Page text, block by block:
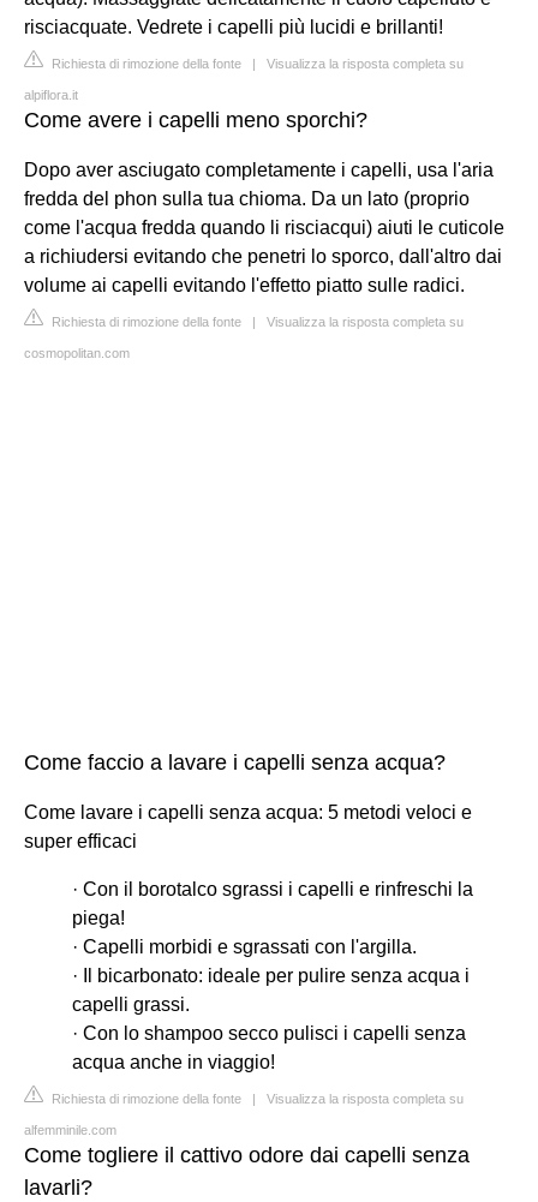
risciacquate. Vedrete i capelli più lucidi e brillanti!
Richiesta di rimozione della fonte | Visualizza la risposta completa su
alpiflora.it
Come avere i capelli meno sporchi?
Dopo aver asciugato completamente i capelli, usa l'aria
fredda del phon sulla tua chioma. Da un lato (proprio
come l'acqua fredda quando li risciacqui) aiuti le cuticole
a richiudersi evitando che penetri lo sporco, dall'altro dai
volume ai capelli evitando l'effetto piatto sulle radici.
Richiesta di rimozione della fonte | Visualizza la risposta completa su
cosmopolitan.com
Come faccio a lavare i capelli senza acqua?
Come lavare i capelli senza acqua: 5 metodi veloci e
super efficaci
· Con il borotalco sgrassi i capelli e rinfreschi la
piega!
· Capelli morbidi e sgrassati con l'argilla.
· Il bicarbonato: ideale per pulire senza acqua i
capelli grassi.
· Con lo shampoo secco pulisci i capelli senza
acqua anche in viaggio!
Richiesta di rimozione della fonte | Visualizza la risposta completa su
alfemminile.com
Come togliere il cattivo odore dai capelli senza
lavarli?